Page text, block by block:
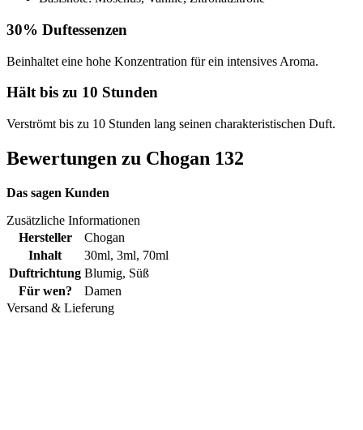
30% Duftessenzen
Beinhaltet eine hohe Konzentration für ein intensives Aroma.
Hält bis zu 10 Stunden
Verströmt bis zu 10 Stunden lang seinen charakteristischen Duft.
Bewertungen zu Chogan 132
Das sagen Kunden
Zusätzliche Informationen
Hersteller
Chogan
Inhalt
30ml, 3ml, 70ml
Duftrichtung Blumig, Süß
Für wen?
Damen
Versand & Lieferung